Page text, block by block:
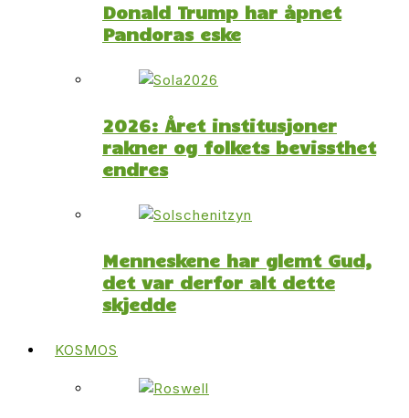
Donald Trump har åpnet
Pandoras eske
2026: Året institusjoner
rakner og folkets bevissthet
endres
Menneskene har glemt Gud,
det var derfor alt dette
skjedde
KOSMOS